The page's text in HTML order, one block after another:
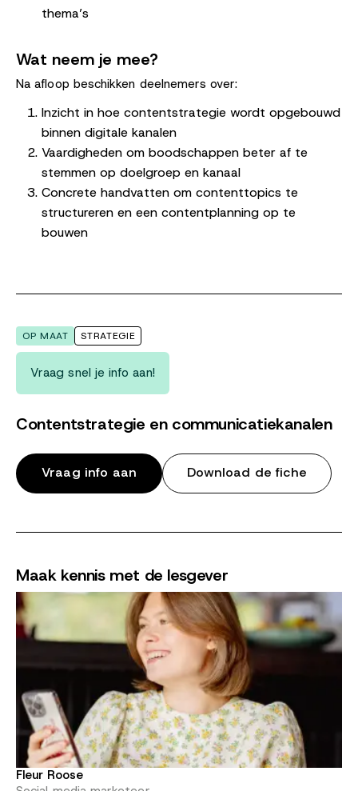
thema’s
Wat neem je mee?
Na afloop beschikken deelnemers over:
Inzicht in hoe contentstrategie wordt opgebouwd
binnen digitale kanalen
Vaardigheden om boodschappen beter af te
stemmen op doelgroep en kanaal
Concrete handvatten om contenttopics te
structureren en een contentplanning op te
bouwen
Maak kennis met de lesgever
Fleur Roose
OP MAAT STRATEGIE
Vraag snel je info aan!
Contentstrategie en communicatiekanalen
Vraag info aan Download de fiche